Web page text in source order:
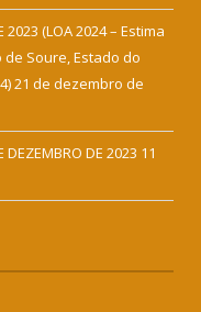
2023 (LOA 2024 – Estima
Soure, Estado do
21 de dezembro de
DEZEMBRO DE 2023 11